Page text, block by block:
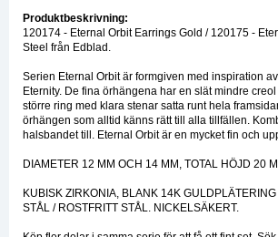
Produktbeskrivning:
120174 - Eternal Orbit Earrings Gold / 120175 -
Steel från Edblad.
Serien Eternal Orbit är formgiven med inspiration
Eternity. De fina örhängena har en slät mindre
större ring med klara stenar satta runt hela
örhängen som alltid känns rätt till alla tillfällen.
halsbandet till. Eternal Orbit är en mycket fin och
DIAMETER 12 MM OCH 14 MM, TOTAL HÖJD 20
KUBISK ZIRKONIA, BLANK 14K
STÅL / ROSTFRITT STÅL. NICKELSÄKERT.